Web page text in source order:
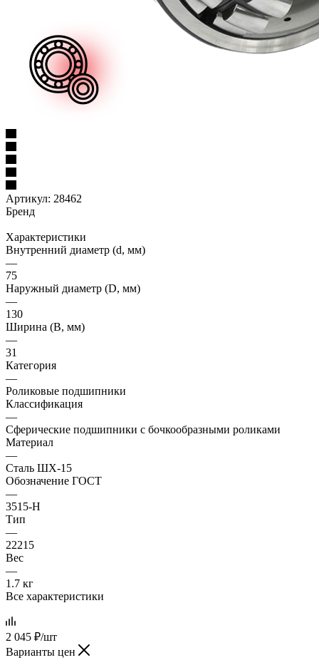
Артикул: 28462
Бренд
Характеристики
Внутренний диаметр (d, мм)
—
75
Наружный диаметр (D, мм)
—
130
Ширина (B, мм)
—
31
Категория
—
Роликовые подшипники
Классификация
—
Сферические подшипники с бочкообразными роликами
Материал
—
Сталь ШХ-15
Обозначение ГОСТ
—
3515-Н
Тип
—
22215
Вес
—
1.7 кг
Все характеристики
2 045 ₽/шт
Варианты цен